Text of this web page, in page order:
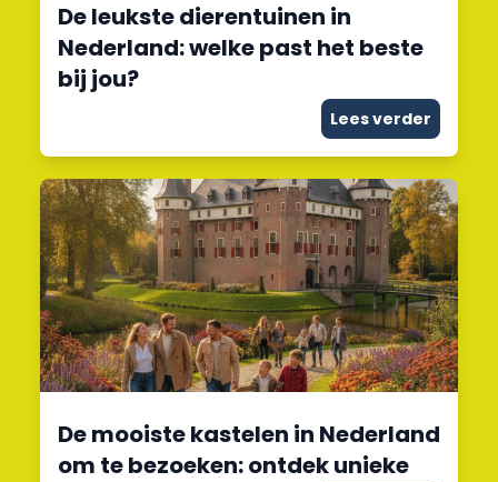
De leukste dierentuinen in
Nederland: welke past het beste
bij jou?
Lees verder
De mooiste kastelen in Nederland
om te bezoeken: ontdek unieke